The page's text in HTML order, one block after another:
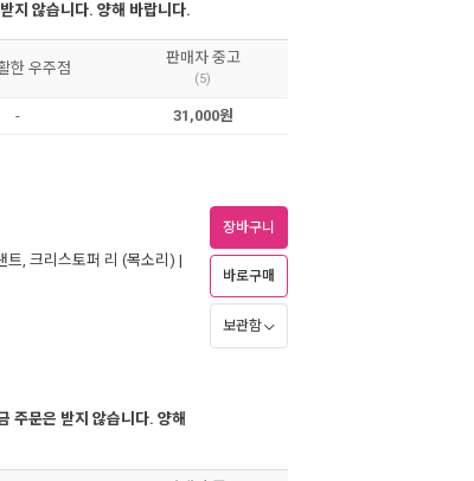
지 않습니다. 양해 바랍니다.
한 우주점
판매자 중고
(5)
- 31,000원
트, 크리스토퍼 리 (목소리) |
주문은 받지 않습니다. 양해
장바구니
바로구매
보관함